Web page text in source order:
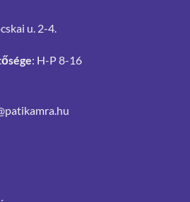
u. 2-4.
: H-P 8-16